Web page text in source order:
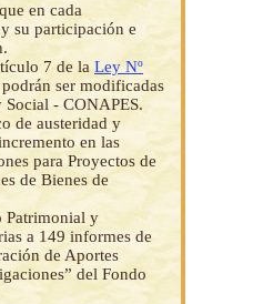
en cada
su participación e
7 de la Ley Nº
ser modificadas
- CONAPES.
de austeridad y
en las
para Proyectos de
de Bienes de
Patrimonial y
a 149 informes de
de Aportes
del Fondo